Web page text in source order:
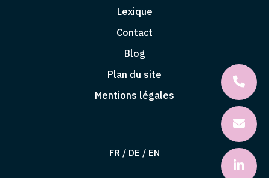
Lexique
Contact
Blog
Plan du site
Mentions légales
FR / DE / EN